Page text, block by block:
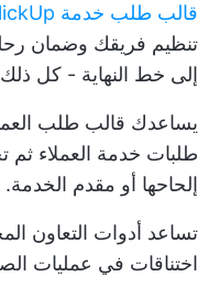
قالب طلب خدمة ClickUp
تنظيم فريقك وضمان
إلى خط النهاية - كل
يساعدك قالب طلب
طلبات خدمة العملاء ثم
إلحاحها أو مقدم الخدمة.
تساعد أدوات التعاون
اختناقات في عمليات